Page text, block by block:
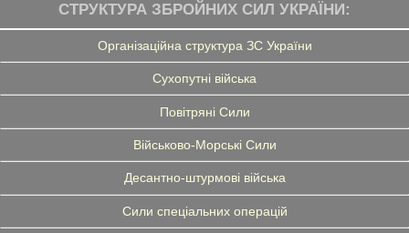
СТРУКТУРА ЗБРОЙНИХ СИЛ УКРАЇНИ:
Організаційна структура ЗС України
Сухопутні війська
Повітряні Сили
Військово-Морські Сили
Десантно-штурмові війська
Сили спеціальних операцій